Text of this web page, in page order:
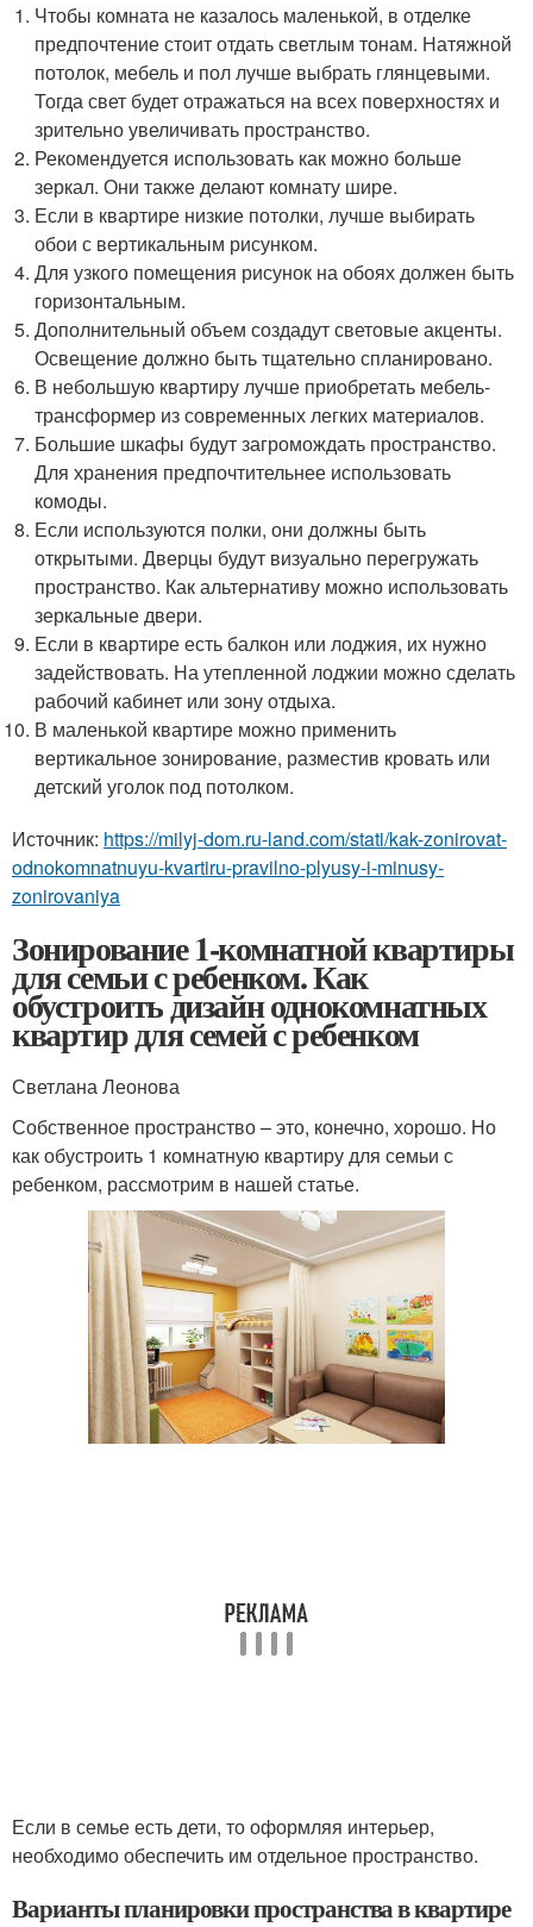
Чтобы комната не казалось маленькой, в отделке
предпочтение стоит отдать светлым тонам. Натяжной
потолок, мебель и пол лучше выбрать глянцевыми.
Тогда свет будет отражаться на всех поверхностях и
зрительно увеличивать пространство.
Рекомендуется использовать как можно больше
зеркал. Они также делают комнату шире.
Если в квартире низкие потолки, лучше выбирать
обои с вертикальным рисунком.
Для узкого помещения рисунок на обоях должен быть
горизонтальным.
Дополнительный объем создадут световые акценты.
Освещение должно быть тщательно спланировано.
В небольшую квартиру лучше приобретать мебель-
трансформер из современных легких материалов.
Большие шкафы будут загромождать пространство.
Для хранения предпочтительнее использовать
комоды.
Если используются полки, они должны быть
открытыми. Дверцы будут визуально перегружать
пространство. Как альтернативу можно использовать
зеркальные двери.
Если в квартире есть балкон или лоджия, их нужно
задействовать. На утепленной лоджии можно сделать
рабочий кабинет или зону отдыха.
В маленькой квартире можно применить
вертикальное зонирование, разместив кровать или
детский уголок под потолком.
Источник: https://milyj-dom.ru-land.com/stati/kak-zonirovat-
odnokomnatnuyu-kvartiru-pravilno-plyusy-i-minusy-
zonirovaniya
Зонирование 1-комнатной квартиры
для семьи с ребенком. Как
обустроить дизайн однокомнатных
квартир для семей с ребенком
Светлана Леонова
Собственное пространство – это, конечно, хорошо. Но
как обустроить 1 комнатную квартиру для семьи с
ребенком, рассмотрим в нашей статье.
Если в семье есть дети, то оформляя интерьер,
необходимо обеспечить им отдельное пространство.
Варианты планировки пространства в квартире